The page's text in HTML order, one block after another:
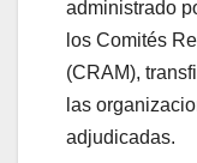
administrado
los Comités
(CRAM),
las
adjudicadas.